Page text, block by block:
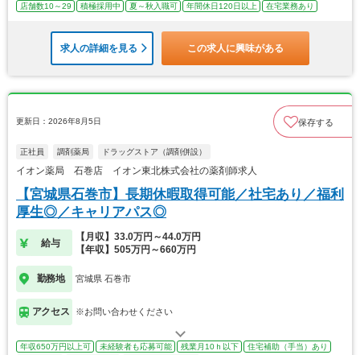
店舗数10～29
積極採用中 夏～秋入職可 年間休日120日以上 在宅業務あり
求人の詳細を見る この求人に興味がある
更新日：2026年8月5日 保存する
正社員 調剤薬局 ドラッグストア（調剤併設）
イオン薬局 石巻店 イオン東北株式会社の薬剤師求人
【宮城県石巻市】長期休暇取得可能／社宅あり／福利
厚生◎／キャリアパス◎
給与
【月収】33.0万円～44.0万円
【年収】505万円～660万円
勤務地 宮城県 石巻市
アクセス ※お問い合わせください
年収650万円以上可 未経験者も応募可能 残業月10ｈ以下
住宅補助（手当）あり